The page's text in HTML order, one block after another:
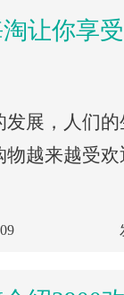
让你享
发展，人们
物越来越受